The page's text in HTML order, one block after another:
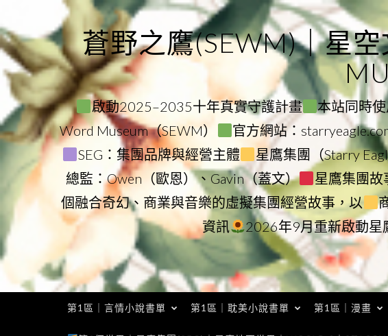
to
content
蒼野之鷹(SEWM)｜星
啟動2025–2035十年真實守護計畫
本站同時
Word Museum（SEWM）
官方網站：
SEG：集團品牌與經營主體
星鷹集團（Starry
總監：Owen（歐恩）、Gavin（蓋文）
星鷹集團故
個融合奇幻、商業與音樂的虛擬集團經營故事，以
資訊
2026年9月重新啟動星
第1區｜言情小說書單 第1區｜耽美小說書單 第1區｜漫畫